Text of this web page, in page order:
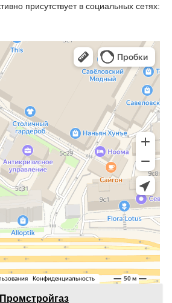
присутствует в социальных сетях:
Промстройгаз